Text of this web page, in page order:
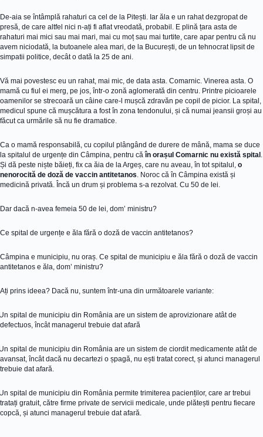
De-aia se întâmplă rahaturi ca cel de la Pitești. Iar ăla e un rahat dezgropat de
presă, de care altfel nici n-ați fi aflat vreodată, probabil. E plină țara asta de
rahaturi mai mici sau mai mari, mai cu moț sau mai turtite, care apar pentru că nu
avem niciodată, la butoanele alea mari, de la București, de un tehnocrat lipsit de
simpatii politice, decât o dată la 25 de ani.
Vă mai povestesc eu un rahat, mai mic, de data asta. Comarnic. Vinerea asta. O
mamă cu fiul ei merg, pe jos, într-o zonă aglomerată din centru. Printre picioarele
oamenilor se strecoară un câine care-l mușcă zdravăn pe copil de picior. La spital,
medicul spune că mușcătura a fost în zona tendonului, și că numai jeansii groși au
făcut ca urmările să nu fie dramatice.
Ca o mamă responsabilă, cu copilul plângând de durere de mână, mama se duce
la spitalul de urgențe din Câmpina, pentru căîn orașul Comarnic nu există spital .
Și dă peste niște băieți, fix ca ăia de la Argeș, care nu aveau, în tot spitalul, o
nenorocită de doză de vaccin antitetanos. Noroc că în Câmpina există și
medicină privată. Încă un drum și problema s-a rezolvat. Cu 50 de lei.
Dar dacă n-avea femeia 50 de lei, dom’ ministru?
Ce spital de urgențe e ăla fără o doză de vaccin antitetanos?
Câmpina e municipiu, nu oraș. Ce spital de municipiu e ăla fără o doză de vaccin
antitetanos e ăla, dom’ ministru?
Ați prins ideea? Dacă nu, suntem într-una din următoarele variante:
spital de municipiu din România are un sistem de aprovizionare atât de
defectuos, încât managerul trebuie dat afară
spital de municipiu din România are un sistem de ciordit medicamente atât de
avansat, încât dacă nu decartezi o șpagă, nu ești tratat corect, și atunci managerul
trebuie dat afară.
spital de municipiu din România permite trimiterea pacienților, care ar trebui
tratați gratuit, către firme private de servicii medicale, unde plătești pentru fiecare
copcă, și atunci managerul trebuie dat afară.